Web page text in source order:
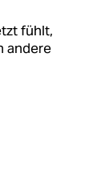
fühlt,
andere